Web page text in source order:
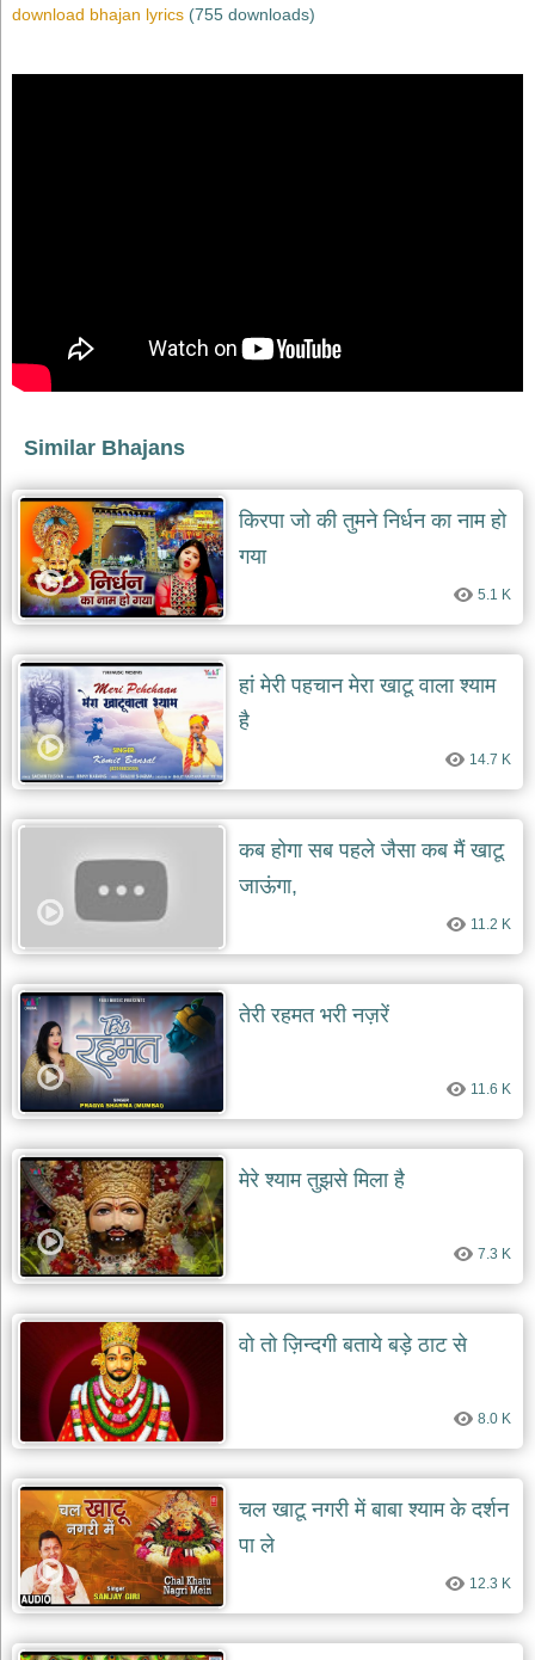
bhajans
भजन
विविध
भजन
भजन
vishnu
bhajans
बाबा
बालक
नाथ
भजन
baba
balak
nath
bhajans
देश
भक्ति
patriotic
श्याम
khatu
bhajans
रानी
सती
दादी
भजन
rani
dadi
bhajans
बावा
लाल
दयाल
भजन
lal
bhajans
शनि
देव
भजन
dev
bhajans
आज
का
भजन
bhajan
day
download bhajan lyrics (755 downloads)
Similar Bhajans
किरपा जो की तुमने निर्धन का नाम हो
गया
5.1 K
हां मेरी पहचान मेरा खाटू वाला श्याम
है
14.7 K
कब होगा सब पहले जैसा कब मैं खाटू
जाऊंगा,
11.2 K
तेरी रहमत भरी नज़रें
11.6 K
मेरे श्याम तुझसे मिला है
7.3 K
वो तो ज़िन्दगी बताये बड़े ठाट से
8.0 K
चल खाटू नगरी में बाबा श्याम के दर्शन
पा ले
12.3 K